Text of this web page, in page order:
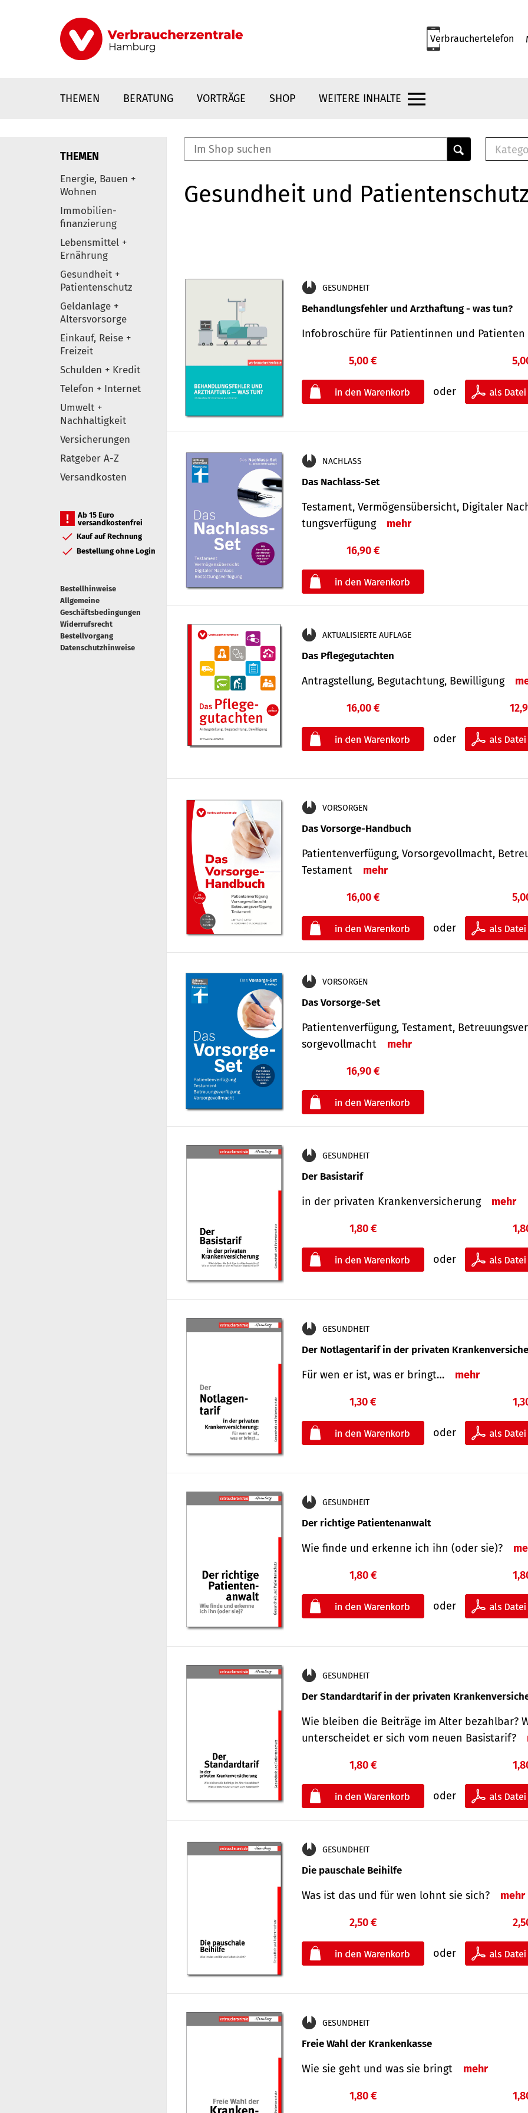
Verbrauchertelefon
THEMEN BERATUNG VORTRÄGE SHOP WEITERE INHALTE
Elemente
THEMEN
Energie, Bauen +
Wohnen
Immobilien-
finanzierung
Lebensmittel +
Ernährung
Gesundheit +
Patientenschutz
Geldanlage +
Altersvorsorge
Einkauf, Reise +
Freizeit
Schulden + Kredit
Telefon + Internet
Umwelt +
Nachhaltigkeit
Versicherungen
Ratgeber A-Z
Versandkosten
Ab 15 Euro
versandkostenfrei
Kauf auf Rechnung
Bestellung ohne Login
Bestellhinweise
Allgemeine
Geschäftsbedingungen
Widerrufsrecht
Bestellvorgang
Datenschutzhinweise
E-
Gesundheit und
GESUNDHEIT
Behandlungsfehler und Arzthaftung - was tun?
Infobroschüre für Patientinnen und
5,00 €
oder
NACHLASS
Das Nachlass-Set
Testament, Vermögens­übersicht, Digitaler
tungs­ver­fügung
mehr
16,90 €
AKTUALISIERTE AUFLAGE
Das Pflegegutachten
Antragstellung, Begutachtung, Bewilligung
16,00 €
oder
VORSORGEN
Das Vorsorge-Handbuch
Patientenverfügung, Vorsorgevollmacht,
Testament
mehr
16,00 €
oder
VORSORGEN
Das Vorsorge-Set
Patienten­ver­fügung, Testa­ment,
sorge­voll­macht
mehr
16,90 €
GESUNDHEIT
Der Basistarif
in der privaten Kran­ken­ver­siche­rung mehr
1,80 €
oder
GESUNDHEIT
Der Notlagentarif in der privaten
Für wen er ist, was er bringt… mehr
1,30 €
oder
GESUNDHEIT
Der richtige Patientenanwalt
Wie finde und erkenne ich ihn (oder sie)?
1,80 €
oder
GESUNDHEIT
Der Standard­tarif in der privaten
Wie bleiben die Beiträge im Alter bezahlbar?
unterscheidet er sich vom neuen Basistarif?
1,80 €
oder
GESUNDHEIT
Die pauschale Beihilfe
Was ist das und für wen lohnt sie sich? mehr
2,50 €
oder
GESUNDHEIT
Freie Wahl der Krankenkasse
Wie sie geht und was sie bringt mehr
1,80 €